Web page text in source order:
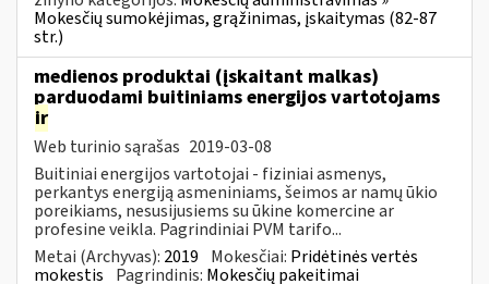
Mokesčių sumokėjimas, grąžinimas, įskaitymas (82-87
str.)
medienos produktai (įskaitant malkas)
parduodami buitiniams energijos vartotojams
ir
Web turinio sąrašas 2019-03-08
Buitiniai energijos vartotojai - fiziniai asmenys,
perkantys energiją asmeniniams, šeimos ar namų ūkio
poreikiams, nesusijusiems su ūkine komercine ar
profesine veikla. Pagrindiniai PVM tarifo...
Metai (Archyvas): 2019 Mokesčiai: Pridėtinės vertės
mokestis Pagrindinis: Mokesčių pakeitimai